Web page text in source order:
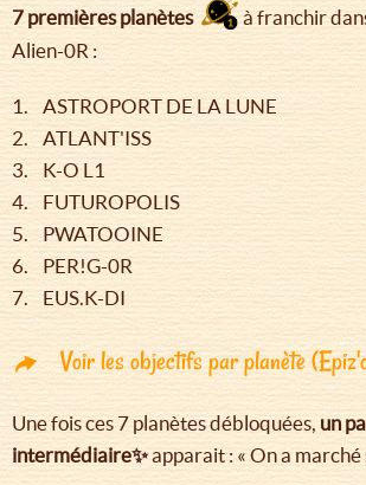
7 premières planètes
à franchir
Alien-0R :
1. ASTROPORT DE LA LUNE
2. ATLANT'ISS
3. K-O L1
4. FUTUROPOLIS
5. PWATOOINE
6. PER!G-0R
7. EUS.K-DI
Voir les objectifs par planète
Une fois ces 7 planètes débloquées, un
intermédiaire✨apparait : « On a marché